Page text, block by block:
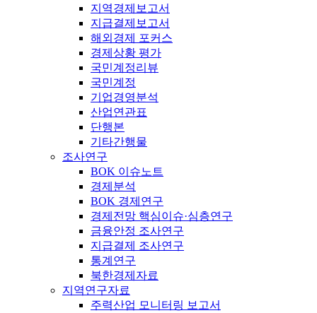
지역경제보고서
지급결제보고서
해외경제 포커스
경제상황 평가
국민계정리뷰
국민계정
기업경영분석
산업연관표
단행본
기타간행물
조사연구
BOK 이슈노트
경제분석
BOK 경제연구
경제전망 핵심이슈·심층연구
금융안정 조사연구
지급결제 조사연구
통계연구
북한경제자료
지역연구자료
주력산업 모니터링 보고서